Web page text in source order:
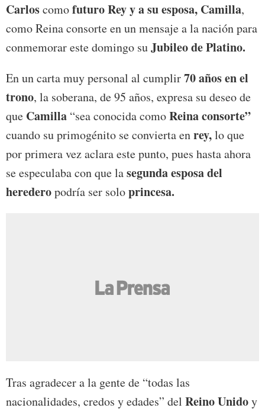
Carloscomofuturo Rey y a su esposa, Camilla,
como Reina consorte en un mensaje a la nación para
conmemorar este domingo suJubileo de Platino.
En un carta muy personal al cumplir70 años en el
trono, la soberana, de 95 años, expresa su deseo de
que Camilla “sea conocida comoReina consorte”
cuando su primogénito se convierta enrey,lo que
por primera vez aclara este punto, pues hasta ahora
se especulaba con que lasegunda esposa del
herederopodría ser soloprincesa.
Tras agradecer a la gente de “todas las
nacionalidades, credos y edades” del Reino Unidoy